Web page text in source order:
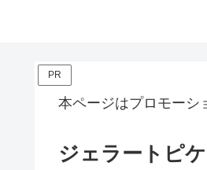
PR
本ページはプロモーシ
ジェラートピ